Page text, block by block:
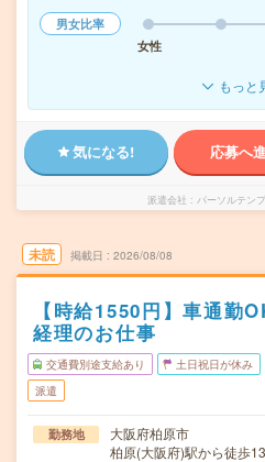
男女比率
女性
もっと
気になる! 応募へ
派遣会社 パーソルテン
未読 掲載日 2026/08/08
【時給1550円】車通勤
経理のお仕事
交通費別途支給あり 土日祝日が休み
派遣
勤務地
大阪府柏原市
柏原(大阪府)駅から徒歩